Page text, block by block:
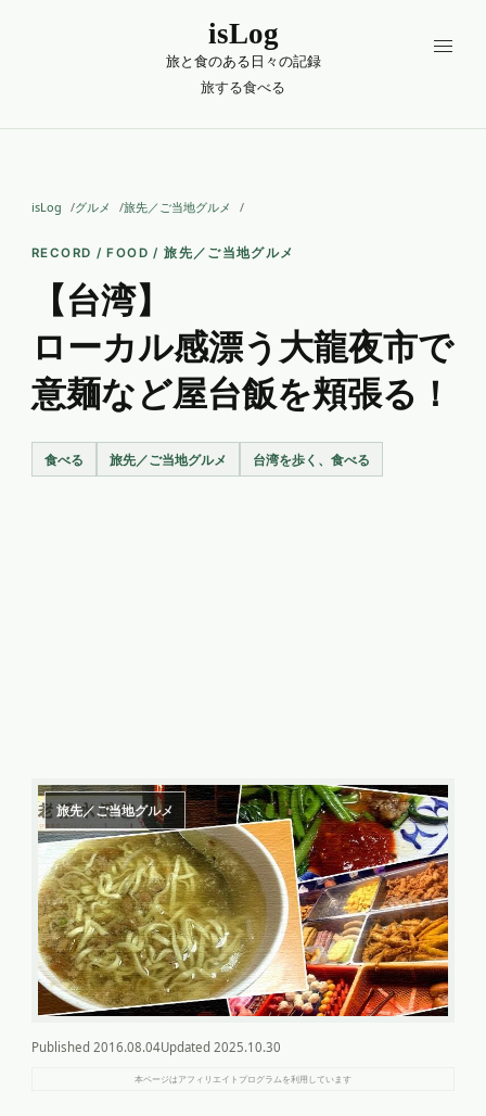
isLog
旅と食のある日々の記録
旅する食べる
isLog グルメ 旅先／ご当地グルメ
RECORD / FOOD / 旅先／ご当地グルメ
【台湾】
ローカル感漂う大龍夜市で
意麺など屋台飯を頬張る！
食べる 旅先／ご当地グルメ 台湾を歩く、食べる
旅先／ご当地グルメ
Published 2016.08.04Updated 2025.10.30
本ページはアフィリエイトプログラムを利用しています